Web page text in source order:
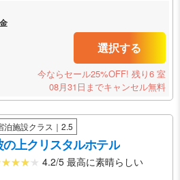
選択する
今ならセール25%OFF! 残り6 室
08月31日までキャンセル無料
泊施設クラス｜2.5
の上クリスタルホテル
4.2/5 最高に素晴らしい